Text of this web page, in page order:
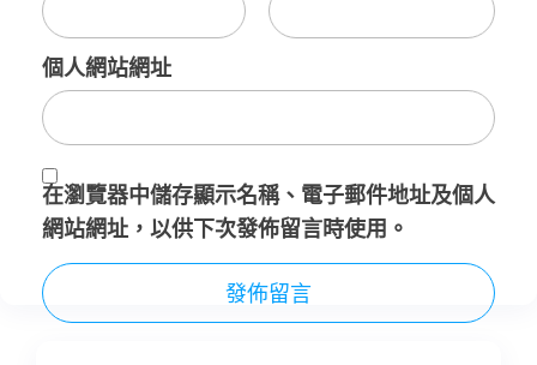
個人網站網址
在瀏覽器中儲存顯示名稱、電子郵件地址及個人
網站網址，以供下次發佈留言時使用。